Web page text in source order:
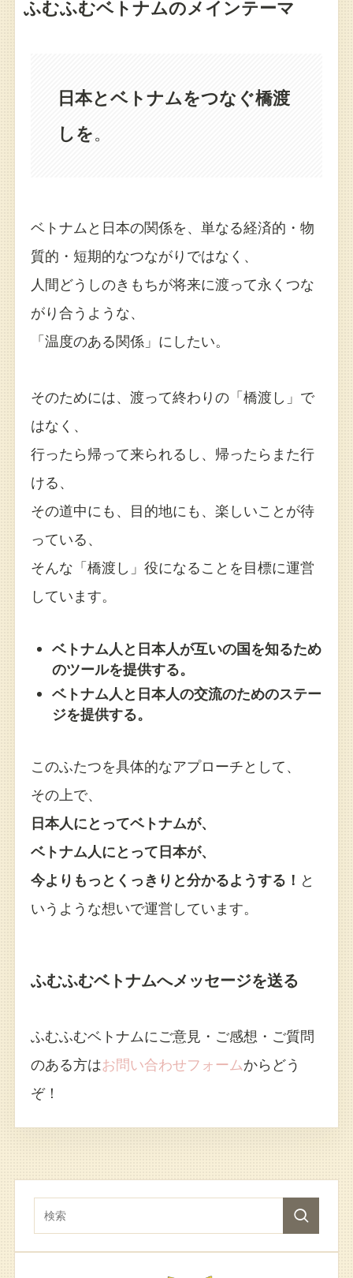
ふむふむベトナムのメインテーマ
日本とベトナムをつなぐ橋渡
しを。
ベトナムと日本の関係を、単なる経済的・物
質的・短期的なつながりではなく、
人間どうしのきもちが将来に渡って永くつな
がり合うような、
「温度のある関係」にしたい。
そのためには、渡って終わりの「橋渡し」で
はなく、
行ったら帰って来られるし、帰ったらまた行
ける、
その道中にも、目的地にも、楽しいことが待
っている、
そんな「橋渡し」役になることを目標に運営
しています。
ベトナム人と日本人が互いの国を知るため
のツールを提供する。
ベトナム人と日本人の交流のためのステー
ジを提供する。
このふたつを具体的なアプローチとして、
その上で、
日本人にとってベトナムが、
ベトナム人にとって日本が、
今よりもっとくっきりと分かるようする！ と
いうような想いで運営しています。
ふむふむベトナムへメッセージを送る
ふむふむベトナムにご意見・ご感想・ご質問
のある方はお問い合わせフォームからどう
ぞ！